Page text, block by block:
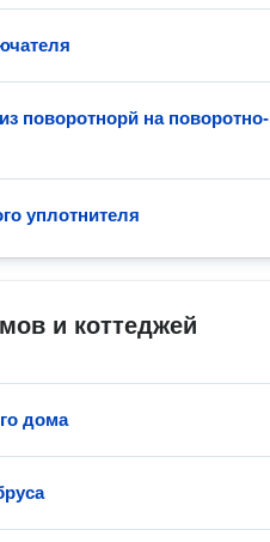
поворотнорй на поворотно-
уплотнителя
и коттеджей
дома